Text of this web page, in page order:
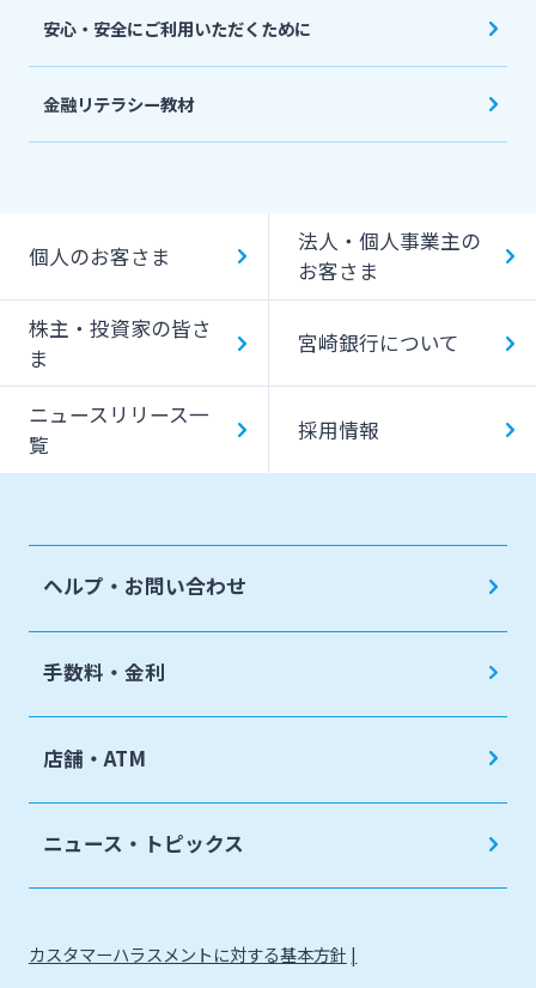
安心・安全にご利用いただくために
金融リテラシー教材
個人のお客さま
法人・個人事業主の
お客さま
株主・投資家の皆さ
ま
宮崎銀行について
ニュースリリース一
覧
採用情報
ヘルプ・お問い合わせ
手数料・金利
店舗・ATM
ニュース・トピックス
カスタマーハラスメントに対する基本方針